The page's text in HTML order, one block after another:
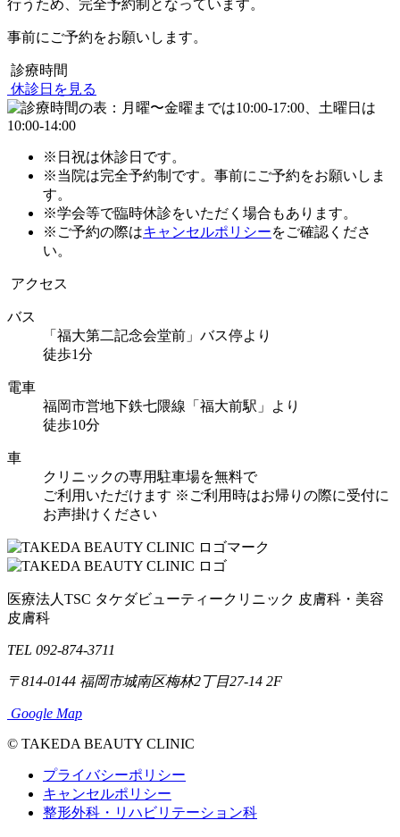
行うため、完全予約制となっています。
事前にご予約をお願いします。
診療時間
休診日を見る
※日祝は休診日です。
※当院は完全予約制です。事前にご予約をお願いしま
す。
※学会等で臨時休診をいただく場合もあります。
※ご予約の際はキャンセルポリシーをご確認くださ
い。
アクセス
バス
「福大第二記念会堂前」バス停より
徒歩1分
電車
福岡市営地下鉄七隈線「福大前駅」より
徒歩10分
車
クリニックの専用駐車場を無料で
ご利用いただけます ※ご利用時はお帰りの際に受付に
お声掛けください
医療法人TSC タケダビューティークリニック 皮膚科・美容
皮膚科
TEL 092-874-3711
〒814-0144 福岡市城南区梅林2丁目27-14 2F
Google Map
© TAKEDA BEAUTY CLINIC
プライバシーポリシー
キャンセルポリシー
整形外科・リハビリテーション科